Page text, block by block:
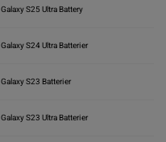
Galaxy S25 Ultra Battery
Galaxy S24 Ultra Batterier
Galaxy S23 Batterier
Galaxy S23 Ultra Batterier